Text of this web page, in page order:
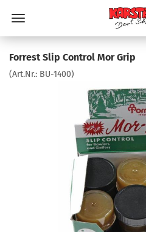
Forrest Slip Control Mor Grip
(Art.Nr.: BU-1400)